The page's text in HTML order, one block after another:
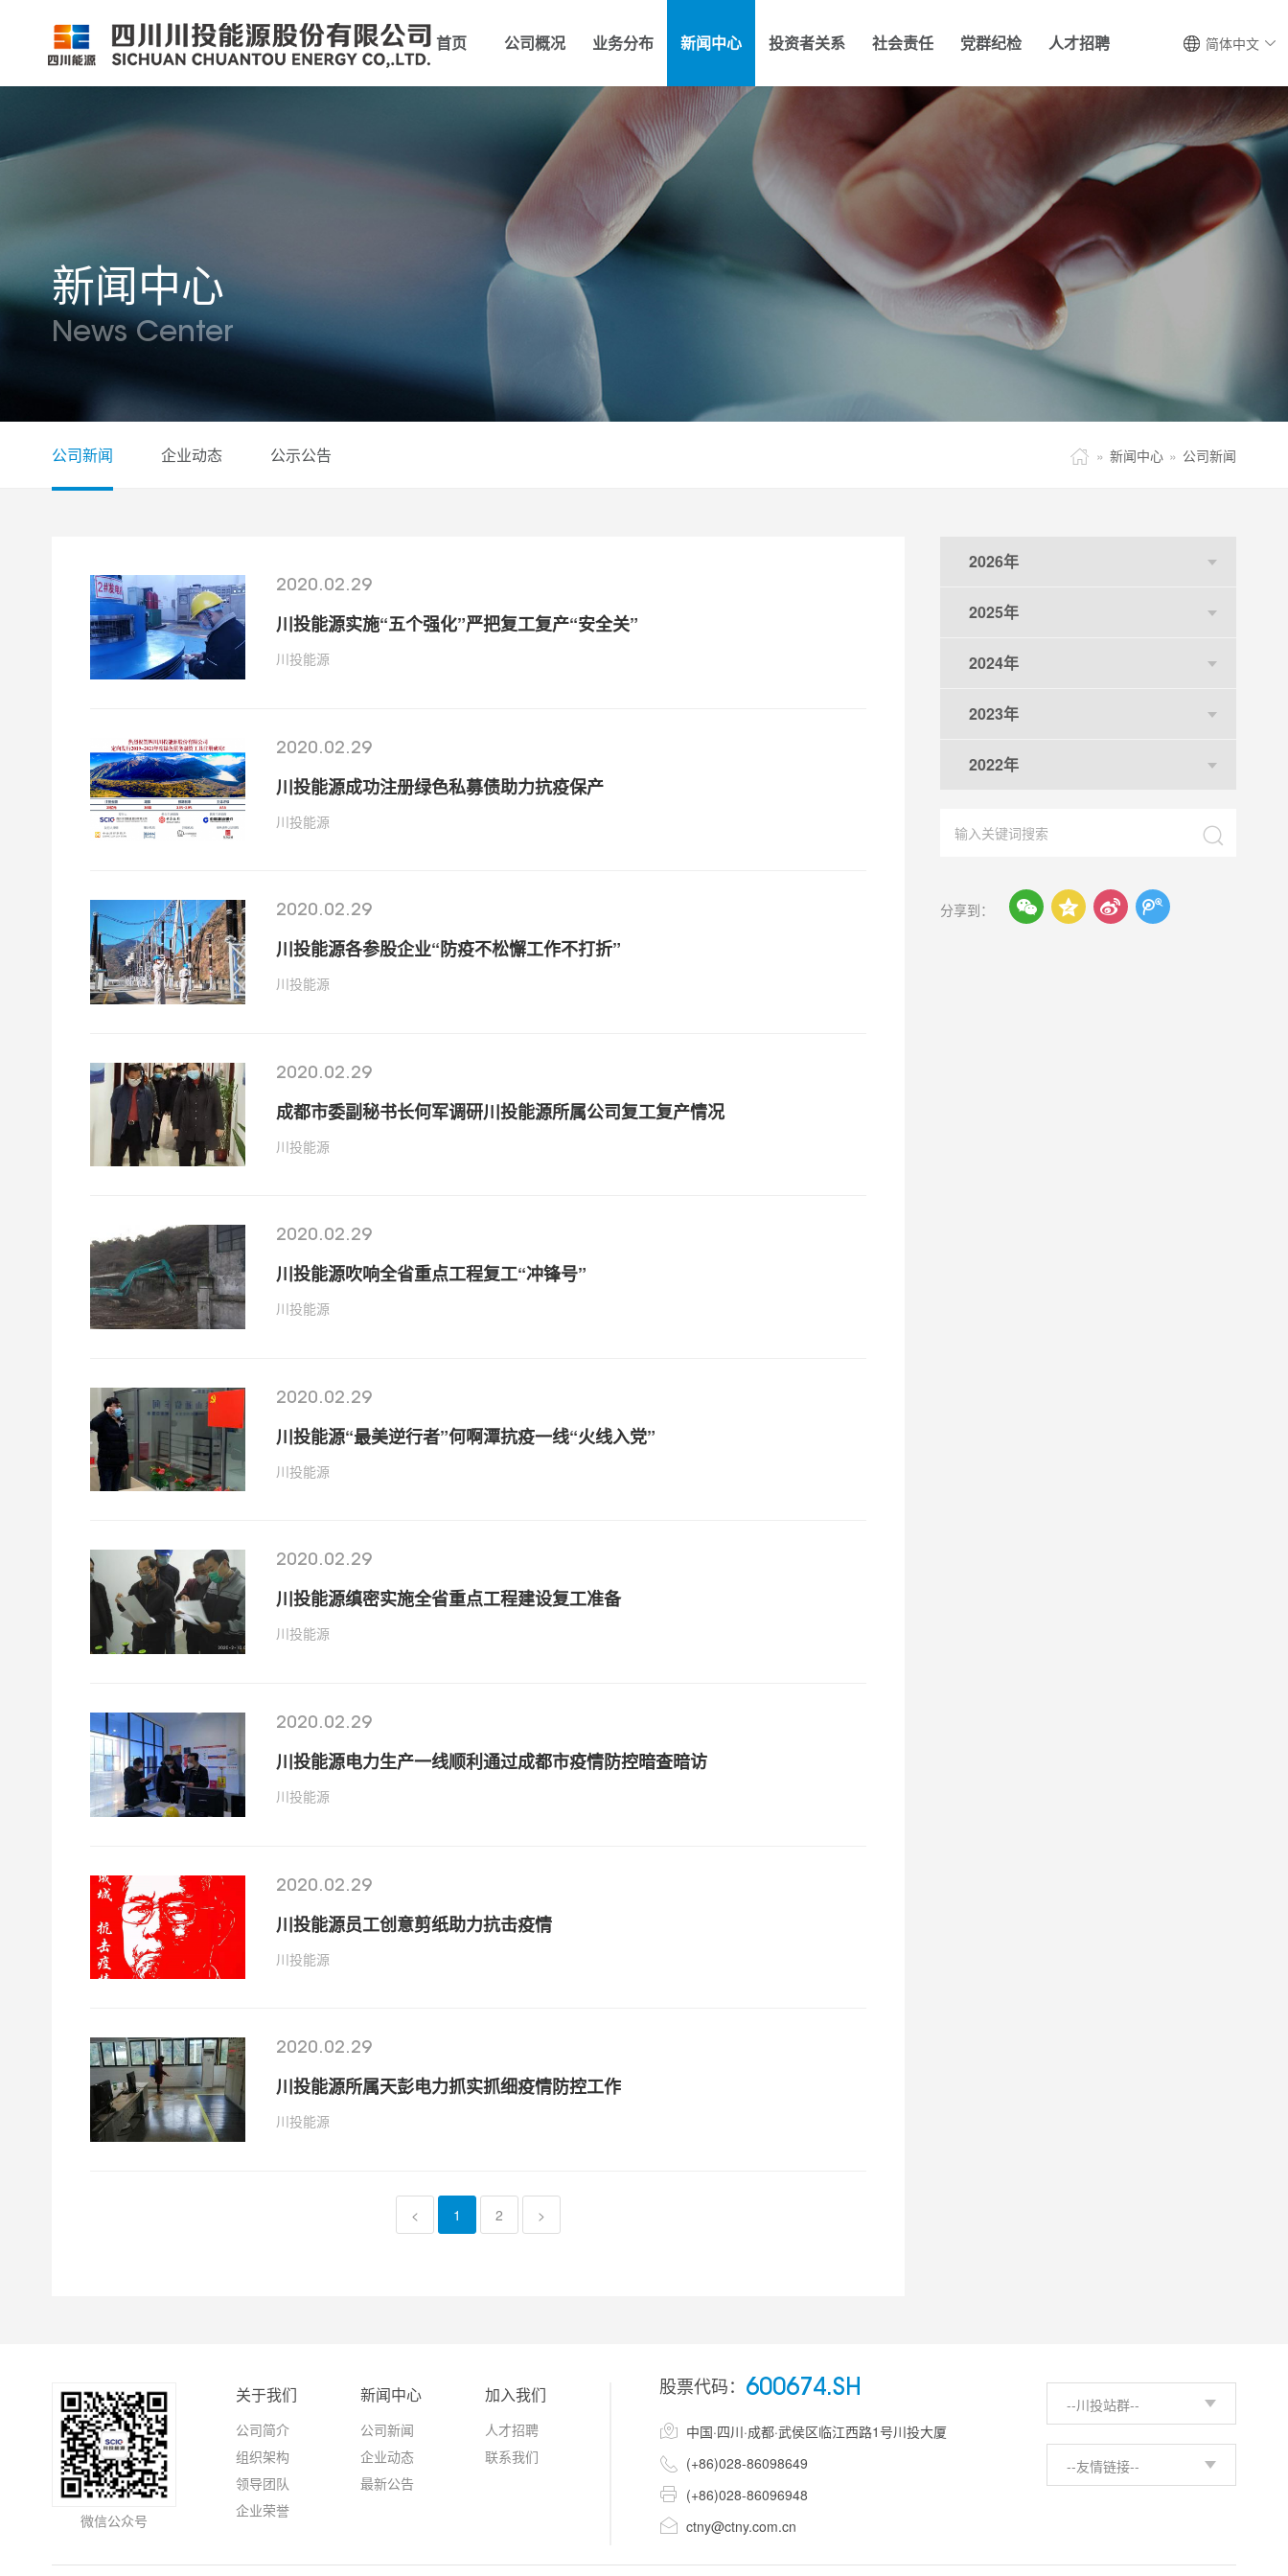
简体中文
首页 公司概况 业务分布 新闻中心 投资者关系 社会责任 党群纪检 人才招聘
公司简介 组织架构 领导团队 企业荣誉
公司新闻 企业动态 公示公告
公司资料 股票信息 最新公告 公司邮箱
党群工作 纪检监察
新闻中心
News Center
公司新闻 企业动态 公示公告  » 新闻中心 » 公司新闻
2020.02.29
川投能源实施“五个强化”严把复工复产“安全关”
川投能源
2020.02.29
川投能源成功注册绿色私募债助力抗疫保产
川投能源
2020.02.29
川投能源各参股企业“防疫不松懈工作不打折”
川投能源
2020.02.29
成都市委副秘书长何军调研川投能源所属公司复工复产情况
川投能源
2020.02.29
川投能源吹响全省重点工程复工“冲锋号”
川投能源
2020.02.29
川投能源“最美逆行者”何啊潭抗疫一线“火线入党”
川投能源
2020.02.29
川投能源缜密实施全省重点工程建设复工准备
川投能源
2020.02.29
川投能源电力生产一线顺利通过成都市疫情防控暗查暗访
川投能源
2020.02.29
川投能源员工创意剪纸助力抗击疫情
川投能源
2020.02.29
川投能源所属天彭电力抓实抓细疫情防控工作
川投能源
< 1 2 >
2026年
2025年
2024年
2023年
2022年

分享到：    
微信公众号
关于我们
公司简介
组织架构
领导团队
企业荣誉
新闻中心
公司新闻
企业动态
最新公告
加入我们
人才招聘
联系我们
股票代码： 600674.SH
 中国·四川·成都·武侯区临江西路1号川投大厦
 (+86)028-86098649
 (+86)028-86096948
 ctny@ctny.com.cn
--川投站群--
--友情链接--